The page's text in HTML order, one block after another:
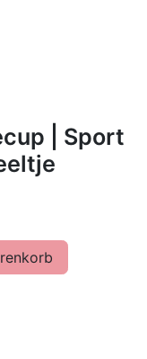
| Sport